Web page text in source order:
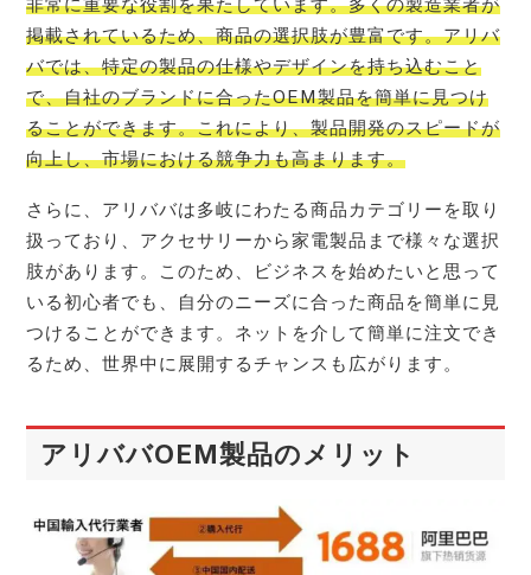
非常に重要な役割を果たしています。多くの製造業者が
掲載されているため、商品の選択肢が豊富です。アリバ
バでは、特定の製品の仕様やデザインを持ち込むこと
で、自社のブランドに合ったOEM製品を簡単に見つけ
ることができます。これにより、製品開発のスピードが
向上し、市場における競争力も高まります。
さらに、アリババは多岐にわたる商品カテゴリーを取り
扱っており、アクセサリーから家電製品まで様々な選択
肢があります。このため、ビジネスを始めたいと思って
いる初心者でも、自分のニーズに合った商品を簡単に見
つけることができます。ネットを介して簡単に注文でき
るため、世界中に展開するチャンスも広がります。
アリババOEM製品のメリット